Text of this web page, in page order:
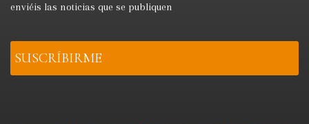
enviéis las noticias que se publiquen